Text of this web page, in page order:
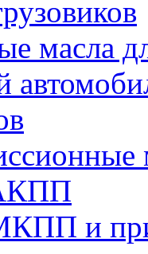
масла
и